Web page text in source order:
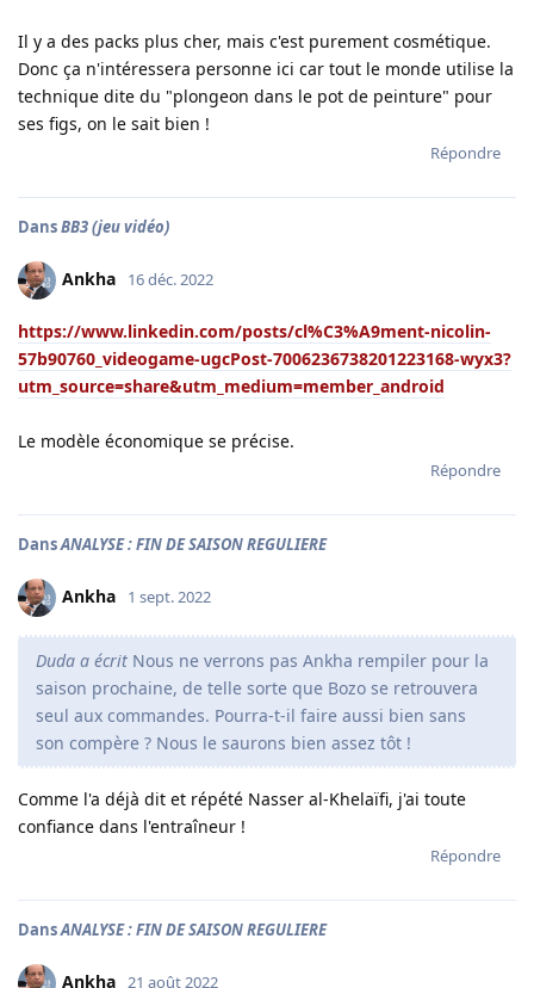
Il y a des packs plus cher, mais c'est purement cosmétique.
Donc ça n'intéressera personne ici car tout le monde utilise la
technique dite du "plongeon dans le pot de peinture" pour
ses figs, on le sait bien !
Répondre
DansBB3 (jeu vidéo)
Ankha 16 déc. 2022
https://www.linkedin.com/posts/cl%C3%A9ment-nicolin-
57b90760_videogame-ugcPost-7006236738201223168-wyx3?
utm_source=share&utm_medium=member_android
Le modèle économique se précise.
Répondre
DansANALYSE : FIN DE SAISON REGULIERE
Ankha 1 sept. 2022
Duda a écrit Nous ne verrons pas Ankha rempiler pour la
saison prochaine, de telle sorte que Bozo se retrouvera
seul aux commandes. Pourra-t-il faire aussi bien sans
son compère ? Nous le saurons bien assez tôt !
Comme l'a déjà dit et répété Nasser al-Khelaïfi, j'ai toute
confiance dans l'entraîneur !
Répondre
DansANALYSE : FIN DE SAISON REGULIERE
Ankha 21 août 2022